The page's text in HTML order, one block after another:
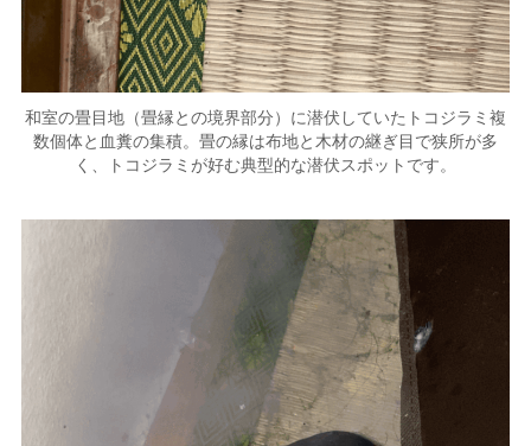
和室の畳目地（畳縁との境界部分）に潜伏していたトコジラミ複
数個体と血糞の集積。畳の縁は布地と木材の継ぎ目で狭所が多
く、トコジラミが好む典型的な潜伏スポットです。